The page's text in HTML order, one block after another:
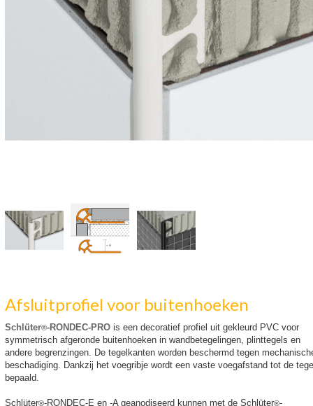
Afsluitprofiel voor buitenhoeken
Schlüter®-RONDEC-PRO is een decoratief profiel uit gekleurd PVC voor
symmetrisch afgeronde buitenhoeken in wandbetegelingen, plinttegels en
andere begrenzingen. De tegelkanten worden beschermd tegen
beschadiging. Dankzĳ het voegribje wordt een vaste voegafstand tot de
bepaald.
Schlüter®-RONDEC-E en -A geanodiseerd kunnen met de Schlüter®-